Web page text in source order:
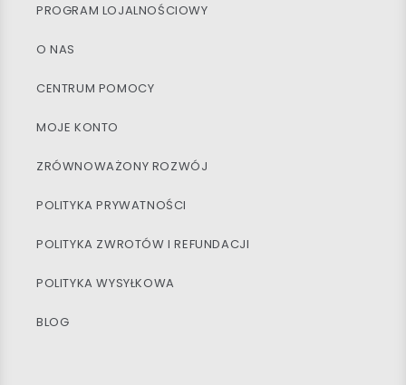
PROGRAM LOJALNOŚCIOWY
O NAS
CENTRUM POMOCY
MOJE KONTO
ZRÓWNOWAŻONY ROZWÓJ
POLITYKA PRYWATNOŚCI
POLITYKA ZWROTÓW I REFUNDACJI
POLITYKA WYSYŁKOWA
BLOG